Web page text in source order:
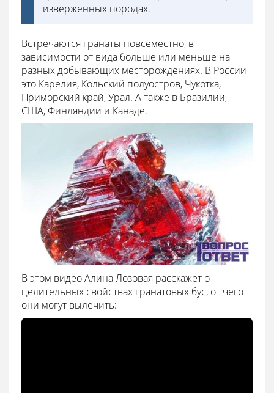
изверженных породах.
Встречаются гранаты повсеместно, в
зависимости от вида больше или меньше на
разных добывающих месторождениях. В России
это Карелия, Кольский полуостров, Чукотка,
Приморский край, Урал. А также в Бразилии,
США, Финляндии и Канаде.
В этом видео Алина Лозовая расскажет о
целительных свойствах гранатовых бус, от чего
они могут вылечить: